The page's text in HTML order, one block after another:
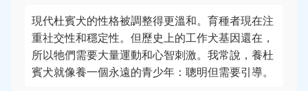
現代杜賓犬的性格被調整得更溫和。育種者現在注
重社交性和穩定性。但歷史上的工作犬基因還在，
所以牠們需要大量運動和心智刺激。我常說，養杜
賓犬就像養一個永遠的青少年：聰明但需要引導。